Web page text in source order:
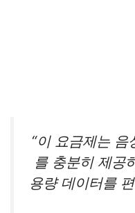
“이 요금제는
를 충분히 제공
용량 데이터를